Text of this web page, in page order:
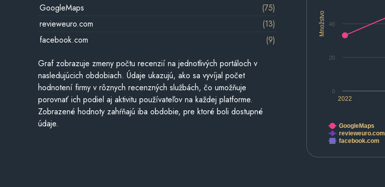
Množstvo
2022
0
20
40
GoogleMaps
revieweuro.com
facebook.com
GoogleMaps
(75)
revieweuro.com
(13)
facebook.com
(9)
Graf zobrazuje zmeny počtu recenzií na jednotlivých portáloch v
nasledujúcich obdobiach. Údaje ukazujú, ako sa vyvíjal počet
hodnotení firmy v rôznych recenzných službách, čo umožňuje
porovnať ich podiel aj aktivitu používateľov na každej platforme.
Zobrazené hodnoty zahŕňajú iba obdobie, pre ktoré boli dostupné
údaje.